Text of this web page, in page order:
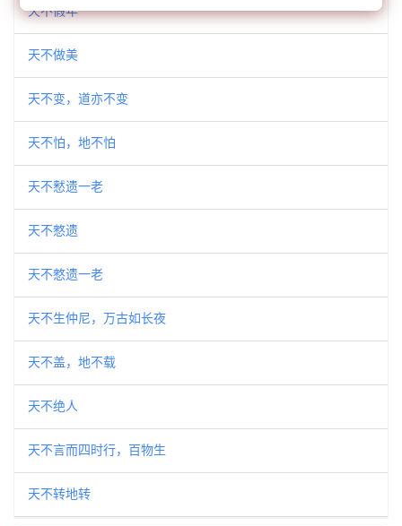
天不假年
天不做美
天不变，道亦不变
天不怕，地不怕
天不慭遗一老
天不憗遗
天不憗遗一老
天不生仲尼，万古如长夜
天不盖，地不载
天不绝人
天不言而四时行，百物生
天不转地转